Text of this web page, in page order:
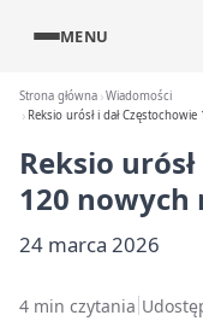
MENU
Strona główna Wiadomości
Reksio urósł i dał
Reksio
120
24 marca 2026
4 min czytania